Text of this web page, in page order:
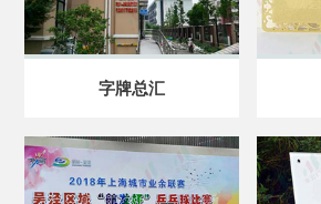
字牌总汇